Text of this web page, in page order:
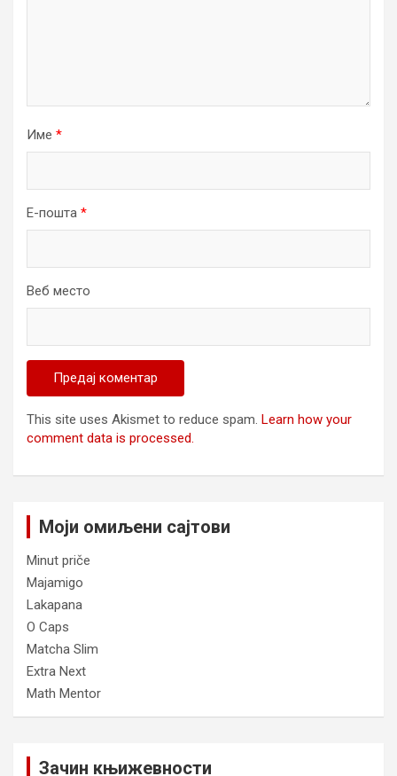
Име *
Е-пошта *
Веб место
This site uses Akismet to reduce spam. Learn how your
comment data is processed.
Моји омиљени сајтови
Minut priče
Majamigo
Lakapana
O Caps
Matcha Slim
Extra Next
Math Mentor
Зачин књижевности